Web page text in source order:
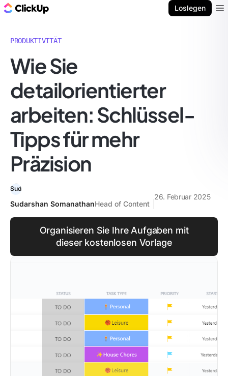
Loslegen
PRODUKTIVITÄT
Wie Sie
detailorientierter
arbeiten: Schlüssel-
Tipps für mehr
Präzision
Sudarshan SomanathanHead of Content
26. Februar 2025
Organisieren Sie Ihre Aufgaben mit
dieser kostenlosen Vorlage